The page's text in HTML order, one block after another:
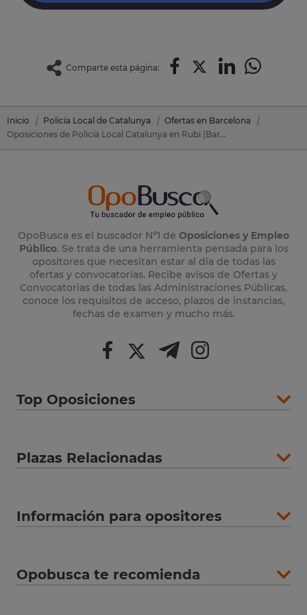
Comparte esta página:
Inicio Policía Local de Catalunya
Ofertas en Barcelona
Oposiciones de Policía Local Catalunya en Rubi (Barcelona)
OpoBusca es el buscador Nº1 de Oposiciones y Empleo
Público. Se trata de una herramienta pensada para los
opositores que necesitan estar al día de todas las
ofertas y convocatorias. Recibe avisos de Ofertas y
Convocatorias de todas las Administraciones Públicas,
conoce los requisitos de acceso, plazos de instancias,
fechas de examen y mucho más.
Top Oposiciones
Plazas Relacionadas
Información para opositores
Opobusca te recomienda